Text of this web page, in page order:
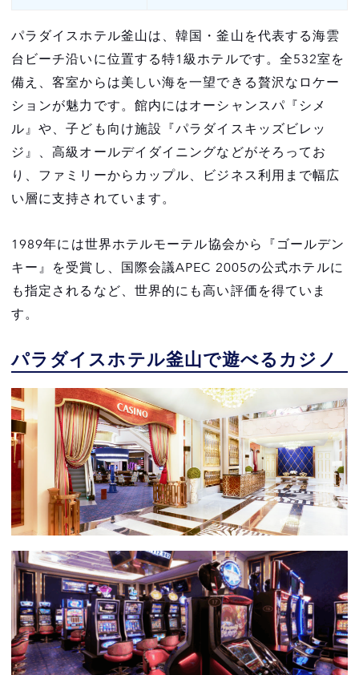
パラダイスホテル釜山は、韓国・釜山を代表する海雲
台ビーチ沿いに位置する特1級ホテルです。全532室を
備え、客室からは美しい海を一望できる贅沢なロケー
ションが魅力です。館内にはオーシャンスパ『シメ
ル』や、子ども向け施設『パラダイスキッズビレッ
ジ』、高級オールデイダイニングなどがそろってお
り、ファミリーからカップル、ビジネス利用まで幅広
い層に支持されています。
1989年には世界ホテルモーテル協会から『ゴールデン
キー』を受賞し、国際会議APEC 2005の公式ホテルに
も指定されるなど、世界的にも高い評価を得ていま
す。
パラダイスホテル釜山で遊べるカジノ